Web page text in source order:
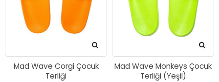
Mad Wave Corgi Çocuk
Terliği
Mad Wave Monkeys Çocuk
Terliği (Yeşil)